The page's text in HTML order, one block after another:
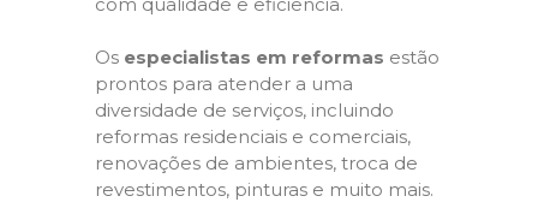
Os especialistas em reformas estão
prontos para atender a uma
diversidade de serviços, incluindo
reformas residenciais e comerciais,
renovações de ambientes, troca de
revestimentos, pinturas e muito mais.